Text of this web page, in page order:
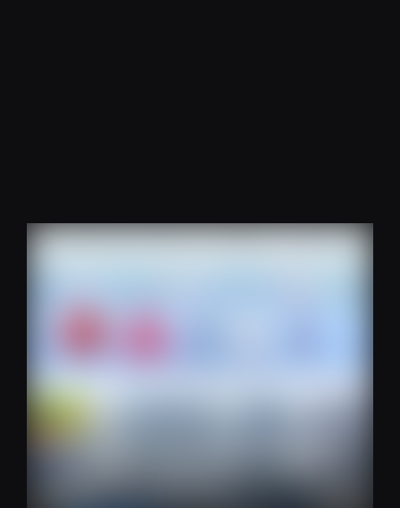
Daftar Siaran / Harga
Paket GIBOL…